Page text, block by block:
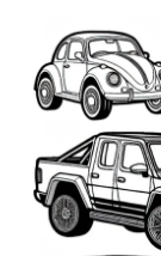
a
t
n